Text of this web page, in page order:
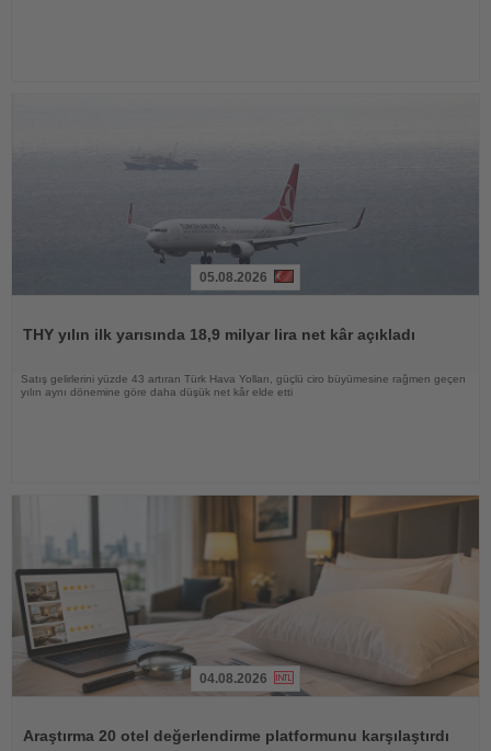
05.08.2026
THY yılın ilk yarısında 18,9 milyar lira net kâr açıkladı
Satış gelirlerini yüzde 43 artıran Türk Hava Yolları, güçlü ciro büyümesine rağmen geçen
yılın aynı dönemine göre daha düşük net kâr elde etti
04.08.2026
Araştırma 20 otel değerlendirme platformunu karşılaştırdı